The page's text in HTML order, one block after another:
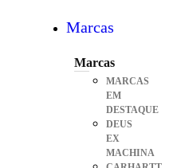
Marcas
Marcas
MARCAS
EM
DESTAQUE
DEUS
EX
MACHINA